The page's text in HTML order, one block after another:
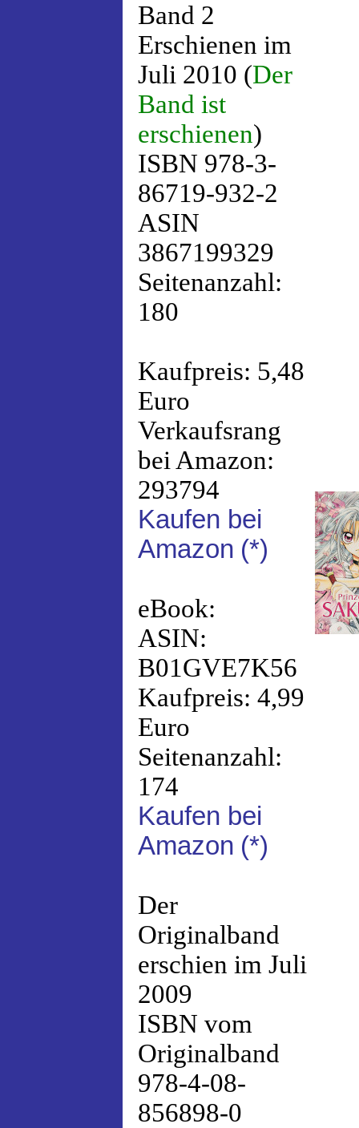
Band 2
Erschienen im
Juli 2010 (Der
Band ist
erschienen)
ISBN 978-3-
86719-932-2
ASIN
3867199329
Seitenanzahl:
180
Kaufpreis: 5,48
Euro
Verkaufsrang
bei Amazon:
293794
Kaufen bei
Amazon (*)
eBook:
ASIN:
B01GVE7K56
Kaufpreis: 4,99
Euro
Seitenanzahl:
174
Kaufen bei
Amazon (*)
Der
Originalband
erschien im Juli
2009
ISBN vom
Originalband
978-4-08-
856898-0